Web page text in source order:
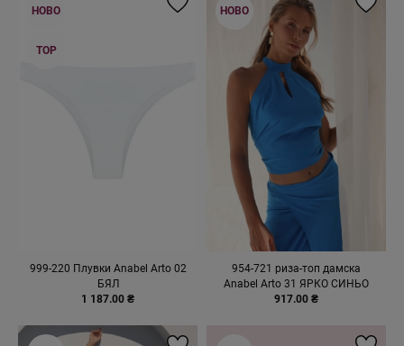
999-220 Плувки Anabel Arto 02
БЯЛ
1 187.00 ₴
НОВО
TOP
954-721 риза-топ дамска
Anabel Arto 31 ЯРКО СИНЬО
917.00 ₴
НОВО